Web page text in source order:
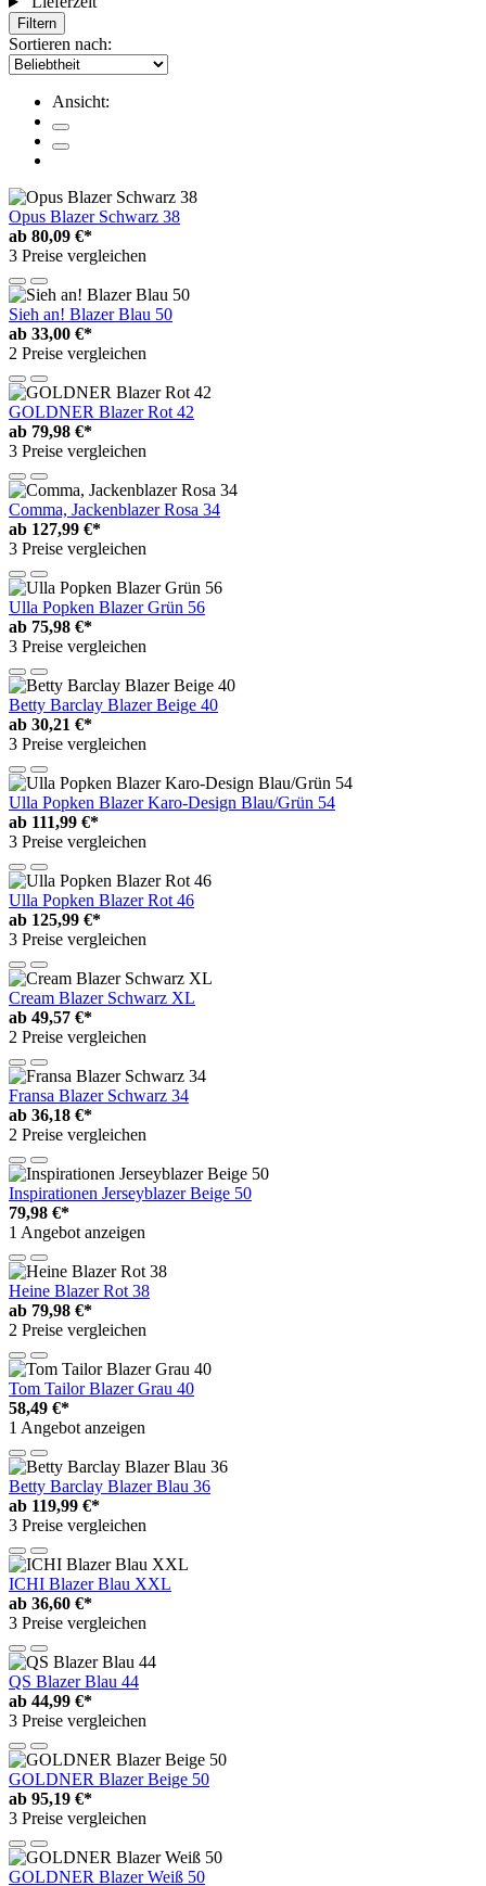
Filtern
Sortieren nach:
Ansicht:
Opus Blazer Schwarz 38
ab 80,09 €*
3 Preise vergleichen
Sieh an! Blazer Blau 50
ab 33,00 €*
2 Preise vergleichen
GOLDNER Blazer Rot 42
ab 79,98 €*
3 Preise vergleichen
Comma, Jackenblazer Rosa 34
ab 127,99 €*
3 Preise vergleichen
Ulla Popken Blazer Grün 56
ab 75,98 €*
3 Preise vergleichen
Betty Barclay Blazer Beige 40
ab 30,21 €*
3 Preise vergleichen
Ulla Popken Blazer Karo-Design Blau/Grün 54
ab 111,99 €*
3 Preise vergleichen
Ulla Popken Blazer Rot 46
ab 125,99 €*
3 Preise vergleichen
Cream Blazer Schwarz XL
ab 49,57 €*
2 Preise vergleichen
Fransa Blazer Schwarz 34
ab 36,18 €*
2 Preise vergleichen
Inspirationen Jerseyblazer Beige 50
79,98 €*
1 Angebot anzeigen
Heine Blazer Rot 38
ab 79,98 €*
2 Preise vergleichen
Tom Tailor Blazer Grau 40
58,49 €*
1 Angebot anzeigen
Betty Barclay Blazer Blau 36
ab 119,99 €*
3 Preise vergleichen
ICHI Blazer Blau XXL
ab 36,60 €*
3 Preise vergleichen
QS Blazer Blau 44
ab 44,99 €*
3 Preise vergleichen
GOLDNER Blazer Beige 50
ab 95,19 €*
3 Preise vergleichen
GOLDNER Blazer Weiß 50